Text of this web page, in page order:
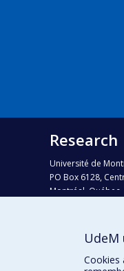
Research
Université de
PO Box 6128,
Montréal, Québec,
Phone : 514 343-
Cookies